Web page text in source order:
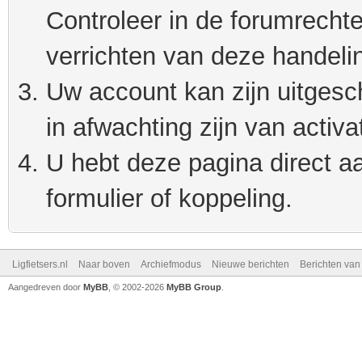
Controleer in de
verrichten van deze
Uw account kan zijn
in afwachting zijn van
U hebt deze pagina direct
formulier of koppeling.
Ligfietsers.nl Naar boven Archiefmodus Nieuwe berichten Berichten
Aangedreven door MyBB , © 2002-2026 MyBB Group